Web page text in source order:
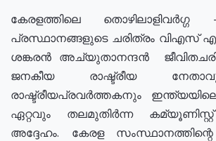
കേരളത്തിലെ
പ്രസ്ഥാനങ്ങളുടെ ചരിത്രം വിഎസ്
ശങ്കരൻ അച്യുതാനന്ദൻ
ജനകീയ രാഷ്ട്രീയ
രാഷ്ട്രീയപ്രവർത്തകനും ഇന്ത്യയിലെ
ഏറ്റവും തലമുതിർന്ന
അദ്ദേഹം. കേരള